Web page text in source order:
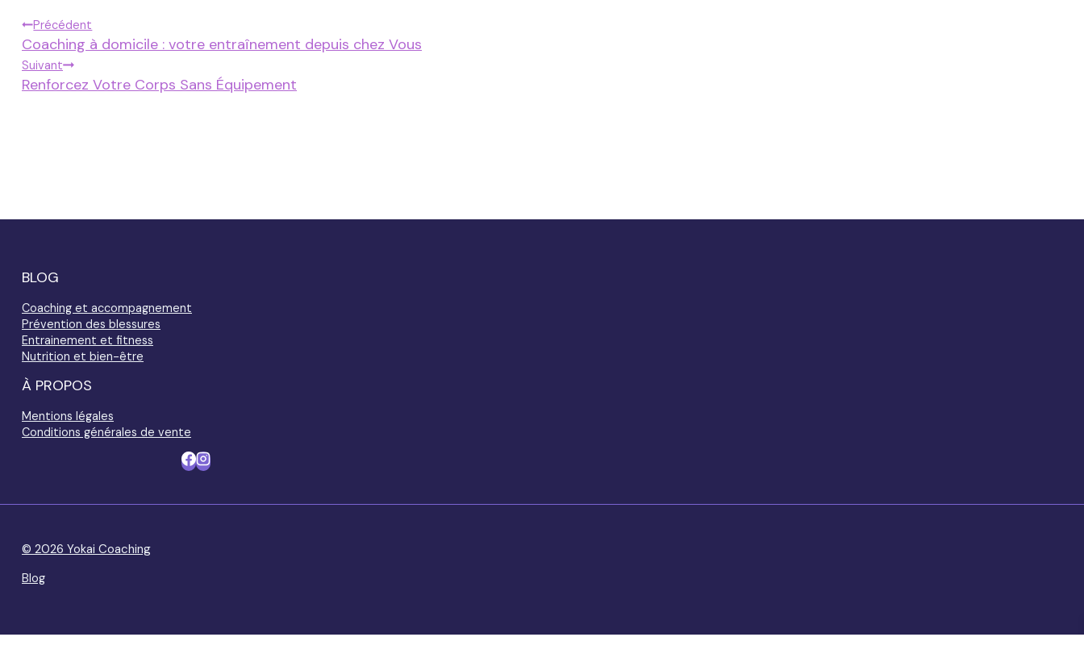
Navigation
De
Précédent
Coaching à domicile : votre entraînement depuis chez Vous
Suivant
Renforcez Votre Corps Sans Équipement
BLOG
Coaching et accompagnement
Prévention des blessures
Entrainement et fitness
Nutrition et bien-être
À PROPOS
Mentions légales
Conditions générales de vente
© 2026 Yokai Coaching
Blog